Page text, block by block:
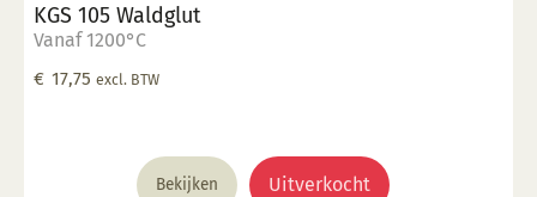
KGS 105 Waldglut
Vanaf 1200°C
€ 17,75 excl. BTW
Bekijken Uitverkocht